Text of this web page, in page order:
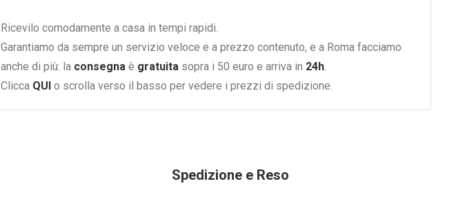
Ricevilo comodamente a casa in tempi rapidi.
Garantiamo da sempre un servizio veloce e a prezzo contenuto, e a Roma facciamo
anche di più: la consegna è gratuita sopra i 50 euro e arriva in 24h.
Clicca QUI o scrolla verso il basso per vedere i prezzi di spedizione.
Spedizione e Reso